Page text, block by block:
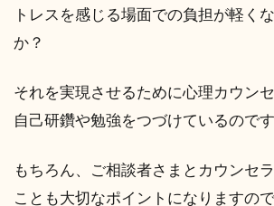
トレスを感じる場面での負担が軽く
か？
それを実現させるために心理カウン
自己研鑽や勉強をつづけているのです
もちろん、ご相談者さまとカウンセ
ことも大切なポイントになりますの